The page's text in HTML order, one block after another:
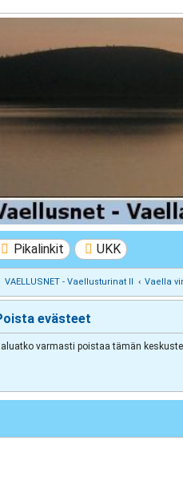
VAELLUSNET -
vaeltamisesta ja Lapista
Pikalinkit UKK
VAELLUSNET - Vaellusturinat II Vaella
evästeet
varmasti poistaa tämän